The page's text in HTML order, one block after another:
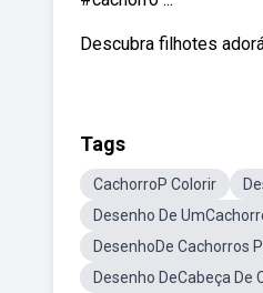
Descubra filhotes
Tags
CachorroP Colorir
Desenho De
DesenhoDe Cachorros
Desenho DeCabeça De